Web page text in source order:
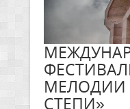
МЕЛОДИИ
СТЕПИ»